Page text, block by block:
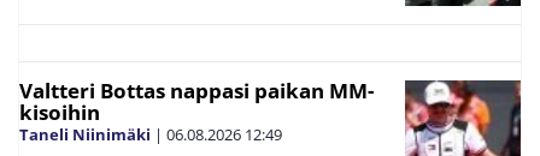
Valtteri Bottas nappasi paikan MM-
kisoihin
Taneli Niinimäki | 06.08.2026 12:49